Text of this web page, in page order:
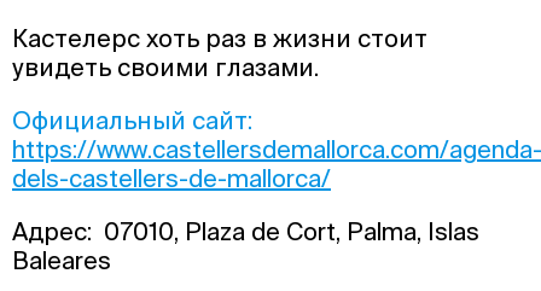
Кастелерс хоть раз в жизни стоит
увидеть своими глазами.
Официальный сайт:
https://www.castellersdemallorca.com/agenda-
dels-castellers-de-mallorca/
Адрес: 07010, Plaza de Cort, Palma, Islas
Baleares